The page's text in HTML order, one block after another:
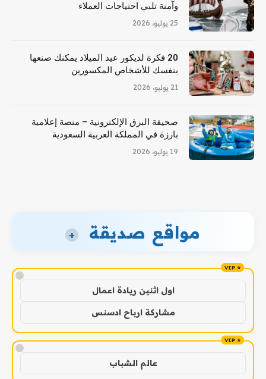
وآمنة تلبي احتياجات العملاء
25 يوليو، 2026
20 فكرة لديكور عيد الميلاد يمكنك صنعها
بنفسك للأشخاص المكسورين
21 يوليو، 2026
صحيفة البرق الإلكترونية – منصة إعلامية
بارزة في المملكة العربية السعودية
19 يوليو، 2026
مواقع صديقة +
!
اول اثنين ريادة اعمال
مشاركة ارباح ادسنس
!
عالم الشباب